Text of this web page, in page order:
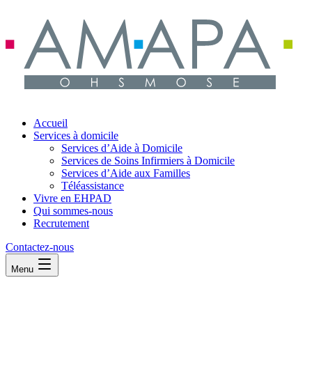
Accueil
Services à domicile
Services d’Aide à Domicile
Services de Soins Infirmiers à Domicile
Services d’Aide aux Familles
Téléassistance
Vivre en EHPAD
Qui sommes-nous
Recrutement
Contactez-nous
Menu